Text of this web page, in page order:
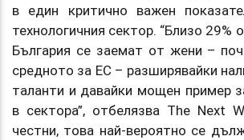
в един критично важен
технологичния сектор. “Близо 29%
България се заемат от жени –
средното за ЕС – разширявайки
таланти и давайки мощен пример
в сектора”, отбелязва The Next
честни, това най-вероятно се